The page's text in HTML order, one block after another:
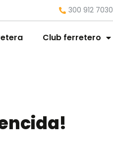
300 912 7030
Club ferretero